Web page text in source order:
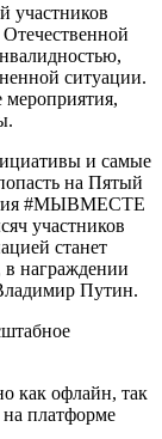
участников
ситуации.
и самые
на Пятый
#МЫВМЕСТЕ
участников
станет
награждении
Путин.
как офлайн, так
платформе